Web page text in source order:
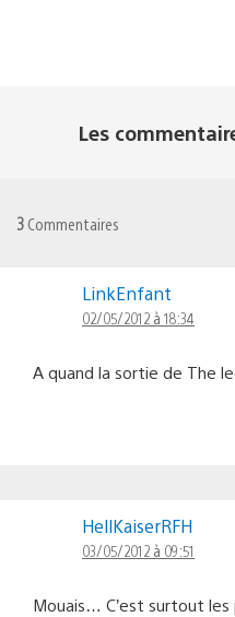
Les
3 Commentaires
LinkEnfant
02/05/2012 à 18:34
A quand la sortie de The
HellKaiserRFH
03/05/2012 à 09:51
Mouais… C’est surtout